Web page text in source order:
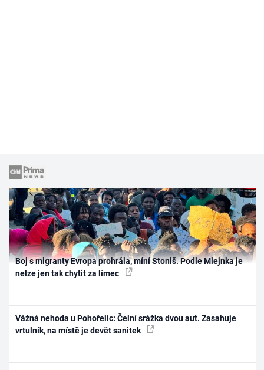
Boj s migranty Evropa prohrála, míní Stoniš. Podle Mlejnka je
nelze jen tak chytit za límec
Vážná nehoda u Pohořelic: Čelní srážka dvou aut. Zasahuje
vrtulník, na místě je devět sanitek